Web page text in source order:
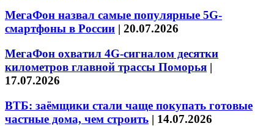
МегаФон назвал самые популярные 5G-
смартфоны в России | 20.07.2026
МегаФон охватил 4G-сигналом десятки
километров главной трассы Поморья |
17.07.2026
ВТБ: заёмщики стали чаще покупать готовые
частные дома, чем строить | 14.07.2026